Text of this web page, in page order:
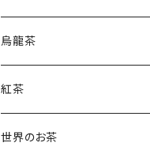
烏龍茶
紅茶
世界のお茶